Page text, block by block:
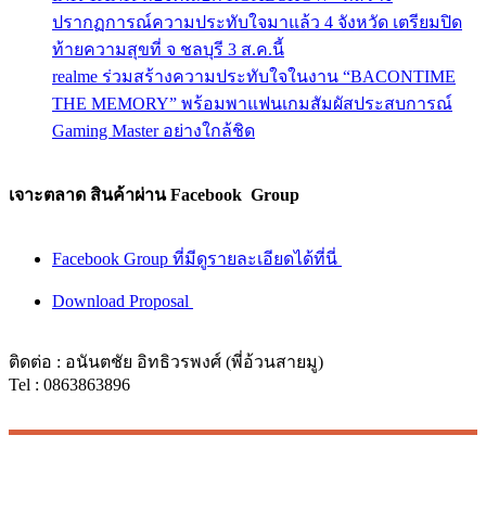
ปรากฏการณ์ความประทับใจมาแล้ว 4 จังหวัด เตรียมปิด
ท้ายความสุขที่ จ ชลบุรี 3 ส.ค.นี้
realme ร่วมสร้างความประทับใจในงาน “BACONTIME
THE MEMORY” พร้อมพาแฟนเกมสัมผัสประสบการณ์
Gaming Master อย่างใกล้ชิด
เจาะตลาด สินค้าผ่าน Facebook Group
Facebook Group ที่มีดูรายละเอียดได้ที่นี่
Download Proposal
ติดต่อ : อนันตชัย อิทธิวรพงศ์ (พี่อ้วนสายมู)
Tel : 0863863896